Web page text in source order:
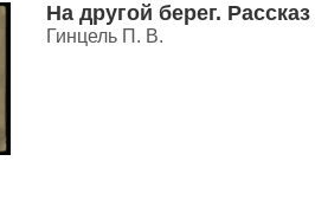
На другой берег. Рассказ
Гинцель П. В.